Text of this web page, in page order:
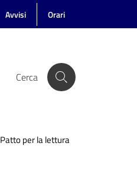
Avvisi Orari
Cerca
Patto per la lettura